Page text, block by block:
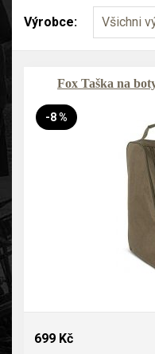
Výrobce: Všichni
Fox Taška na
-8 %
699 Kč